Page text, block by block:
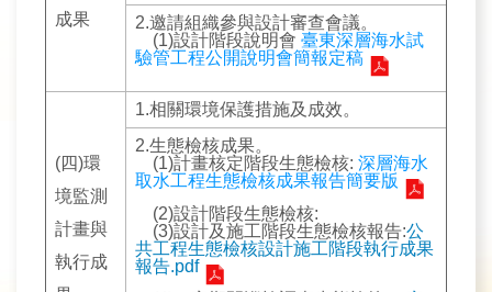
成果
2.邀請組織參與設計審查會議。
(1)設計階段說明會 臺東深層海水試
驗管工程公開說明會簡報定稿
(四)環
境監測
計畫與
執行成
1.相關環境保護措施及成效。
2.生態檢核成果。
(1)計畫核定階段生態檢核: 深層海水
取水工程生態檢核成果報告簡要版
(2)設計階段生態檢核:
(3)設計及施工階段生態檢核報告:公
共工程生態檢核設計施工階段執行成果
報告.pdf